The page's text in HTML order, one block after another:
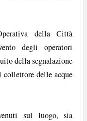
della Città
degli operatori
della segnalazione
collettore delle acque
sul luogo, sia